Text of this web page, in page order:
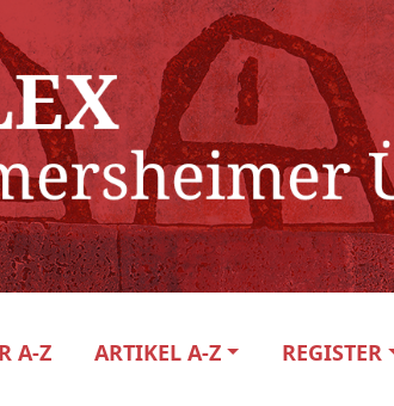
A-Z ARTIKEL A-Z REGISTER